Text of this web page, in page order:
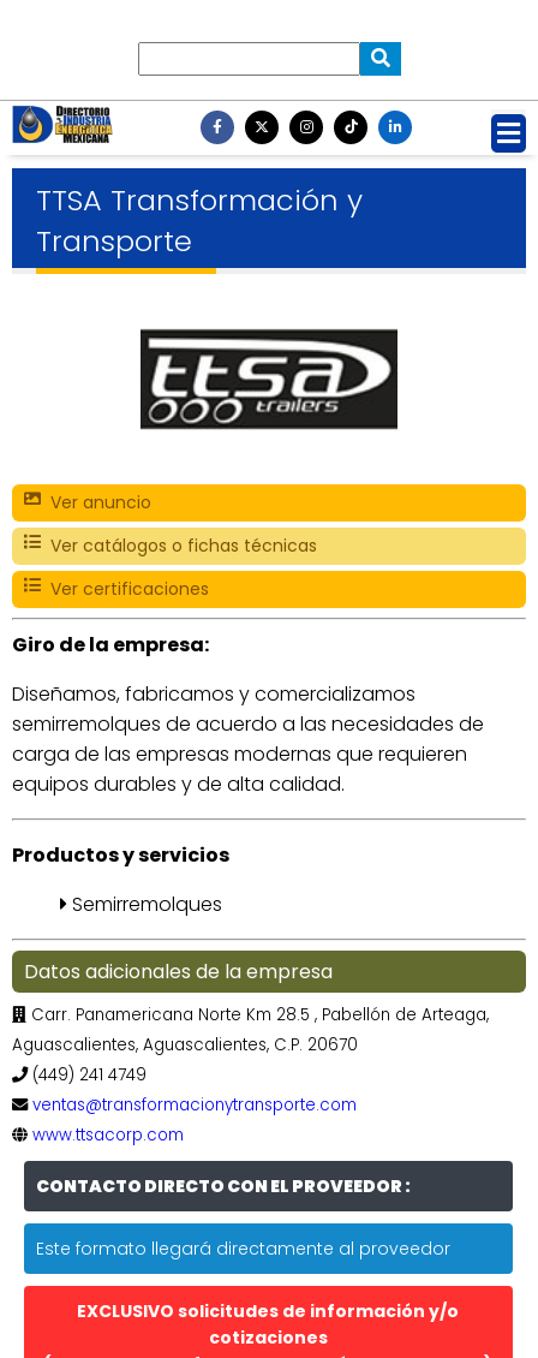
TTSA Transformación y
Transporte
Ver anuncio
Ver catálogos o fichas técnicas
Ver certificaciones
Giro de la empresa:
Diseñamos, fabricamos y comercializamos
semirremolques de acuerdo a las necesidades de
carga de las empresas modernas que requieren
equipos durables y de alta calidad.
Productos y servicios
Semirremolques
Datos adicionales de la empresa
Carr. Panamericana Norte Km 28.5 , Pabellón de Arteaga,
Aguascalientes, Aguascalientes, C.P. 20670
(449) 241 4749
ventas@transformacionytransporte.com
www.ttsacorp.com
CONTACTO DIRECTO CON EL PROVEEDOR :
Este formato llegará directamente al proveedor
EXCLUSIVO solicitudes de información y/o
cotizaciones